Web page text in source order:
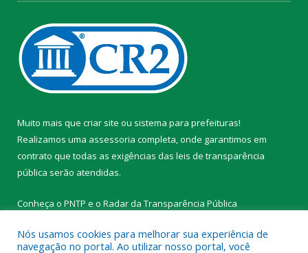
Muito mais que criar site ou sistema para prefeituras!
Realizamos uma assessoria completa, onde garantimos em
contrato que todas as exigências das leis de transparência
pública serão atendidas.
Conheça o PNTP e o Radar da Transparência Pública
Nós usamos cookies para melhorar sua experiência de
navegação no portal. Ao utilizar nosso portal, você